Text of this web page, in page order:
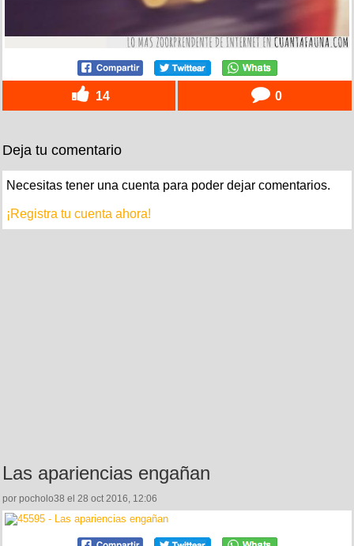
14 0
Deja tu comentario
Necesitas tener una cuenta para poder dejar comentarios.
¡Registra tu cuenta ahora!
Las apariencias engañan
por pocholo38 el 28 oct 2016, 12:06